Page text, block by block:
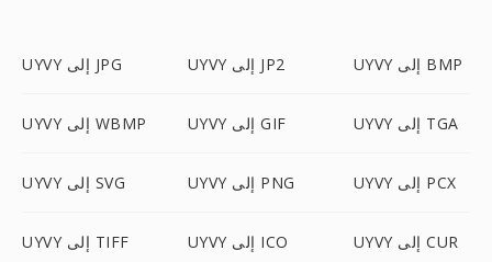
UYVY إلى JPG UYVY إلى JP2 UYVY إلى BMP
UYVY إلى WBMP UYVY إلى GIF UYVY إلى TGA
UYVY إلى SVG UYVY إلى PNG UYVY إلى PCX
UYVY إلى TIFF UYVY إلى ICO UYVY إلى CUR